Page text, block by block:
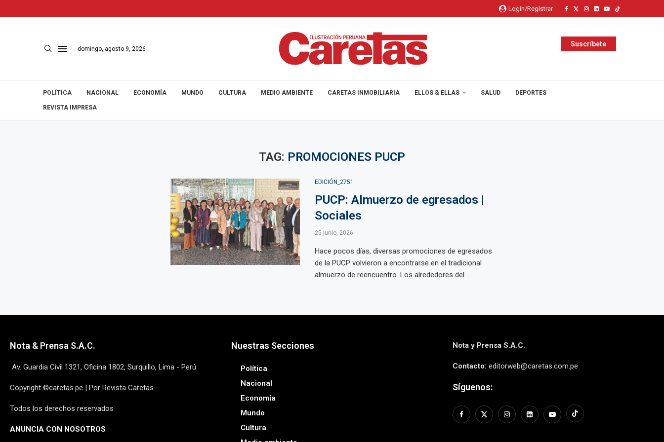
Login/Registrar
domingo, agosto 9, 2026
Suscríbete
POLÍTICA NACIONAL ECONOMÍA MUNDO CULTURA MEDIO AMBIENTE CARETAS INMOBILIARIA ELLOS & ELLAS SALUD DEPORTES
REVISTA IMPRESA
TAG: PROMOCIONES PUCP
EDICIÓN_2751
PUCP: Almuerzo de egresados |
Sociales
25 junio, 2026
Hace pocos días, diversas promociones de egresados
de la PUCP volvieron a encontrarse en el tradicional
almuerzo de reencuentro. Los alrededores del ...
Nota & Prensa S.A.C.
Av. Guardia Civil 1321, Oficina 1802, Surquillo, Lima - Perú
Copyright ©caretas.pe | Por Revista Caretas
Todos los derechos reservados
ANUNCIA CON NOSOTROS
Nuestras Secciones
Política
Nacional
Economía
Mundo
Cultura
Nota y Prensa S.A.C.
Contacto: editorweb@caretas.com.pe
Síguenos: